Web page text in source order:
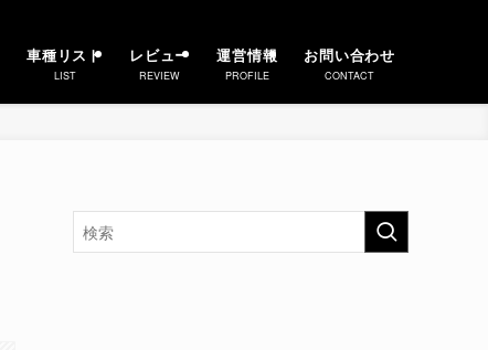
車種リスト
LIST
レビュー
REVIEW
運営情報
PROFILE
お問い合わせ
CONTACT